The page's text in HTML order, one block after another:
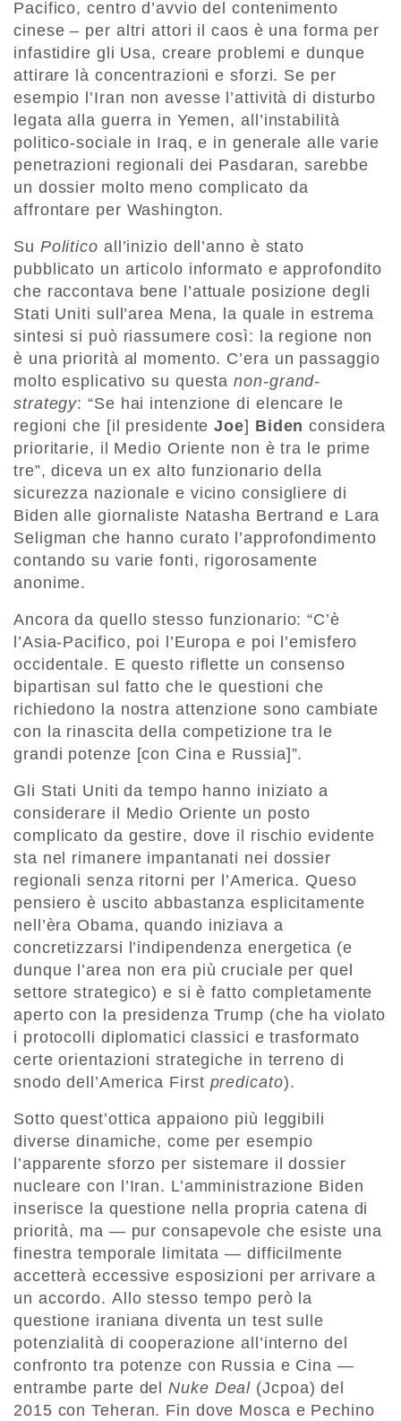
Pacifico, centro d’avvio del contenimento
cinese – per altri attori il caos è una forma per
infastidire gli Usa, creare problemi e dunque
attirare là concentrazioni e sforzi. Se per
esempio l’Iran non avesse l’attività di disturbo
legata alla guerra in Yemen, all’instabilità
politico-sociale in Iraq, e in generale alle varie
penetrazioni regionali dei Pasdaran, sarebbe
un dossier molto meno complicato da
affrontare per Washington.
Su Politico all’inizio dell’anno è stato
pubblicato un articolo informato e approfondito
che raccontava bene l’attuale posizione degli
Stati Uniti sull’area Mena, la quale in estrema
sintesi si può riassumere così: la regione non
è una priorità al momento. C’era un passaggio
molto esplicativo su questanon-grand-
strategy: “Se hai intenzione di elencare le
regioni che [il presidenteJoe] Biden considera
prioritarie, il Medio Oriente non è tra le prime
tre”, diceva un ex alto funzionario della
sicurezza nazionale e vicino consigliere di
Biden alle giornaliste Natasha Bertrand e Lara
Seligman che hanno curato l’approfondimento
contando su varie fonti, rigorosamente
anonime.
Ancora da quello stesso funzionario: “C’è
l’Asia-Pacifico, poi l’Europa e poi l’emisfero
occidentale. E questo riflette un consenso
bipartisan sul fatto che le questioni che
richiedono la nostra attenzione sono cambiate
con la rinascita della competizione tra le
grandi potenze [con Cina e Russia]”.
Gli Stati Uniti da tempo hanno iniziato a
considerare il Medio Oriente un posto
complicato da gestire, dove il rischio evidente
sta nel rimanere impantanati nei dossier
regionali senza ritorni per l’America. Queso
pensiero è uscito abbastanza esplicitamente
nell’èra Obama, quando iniziava a
concretizzarsi l’indipendenza energetica (e
dunque l’area non era più cruciale per quel
settore strategico) e si è fatto completamente
aperto con la presidenza Trump (che ha violato
i protocolli diplomatici classici e trasformato
certe orientazioni strategiche in terreno di
snodo dell’America First predicato).
Sotto quest’ottica appaiono più leggibili
diverse dinamiche, come per esempio
l’apparente sforzo per sistemare il dossier
nucleare con l’Iran. L’amministrazione Biden
inserisce la questione nella propria catena di
priorità, ma — pur consapevole che esiste una
finestra temporale limitata — difficilmente
accetterà eccessive esposizioni per arrivare a
un accordo. Allo stesso tempo però la
questione iraniana diventa un test sulle
potenzialità di cooperazione all’interno del
confronto tra potenze con Russia e Cina —
entrambe parte delNuke Deal (Jcpoa) del
2015 con Teheran. Fin dove Mosca e Pechino